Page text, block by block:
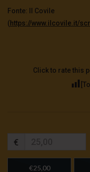
Fonte: Il Covile
(https://www.ilcovile.it/
Click to rate this
€
€25,00